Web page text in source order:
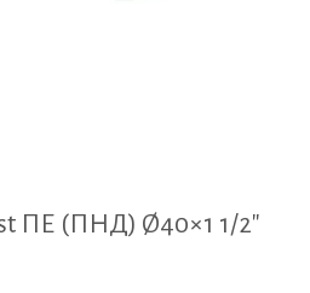
ПЕ (ПНД) Ø40×1 1/2″